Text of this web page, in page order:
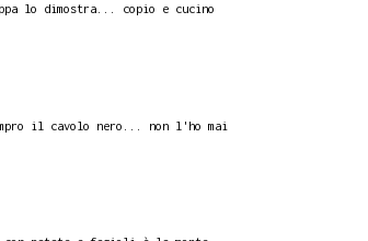
lo dimostra... copio e cucino
il cavolo nero... non l'ho mai